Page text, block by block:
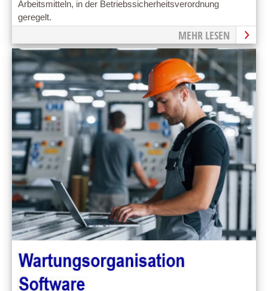
Arbeitsmitteln, in der Betriebssicherheitsverordnung
geregelt.
MEHR LESEN